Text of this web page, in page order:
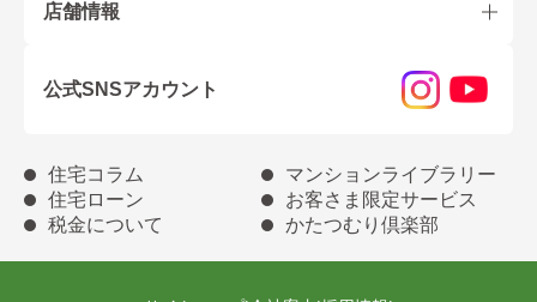
店舗情報
公式SNSアカウント
住宅コラム
マンションライブラリー
住宅ローン
お客さま限定サービス
税金について
かたつむり倶楽部